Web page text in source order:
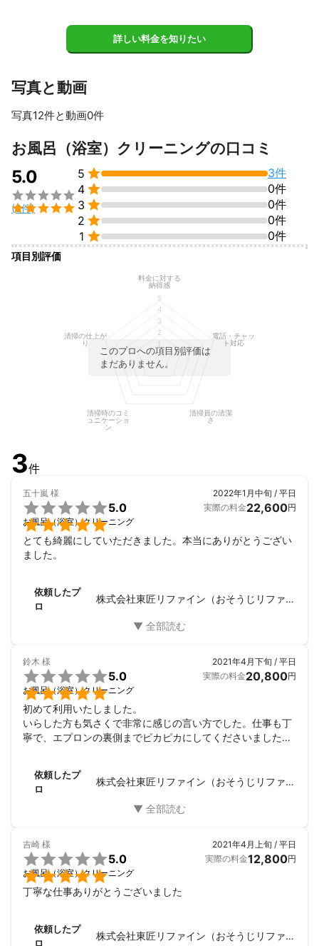
詳しい料金を知りたい
写真と動画
写真12件と動画0件
すべて見る
お風呂（浴室）クリーニングの口コミ
5.0


(3件)
5 
3件
4 
0件
3 
0件
2 
0件
1  0件
項目別評価
このプロへの項目別評価は
まだありません。
料金に対する
納得感
電話・チャッ
ト対応
清掃員の清潔
さ
清掃時のコミ
ュニケーショ
ン
清掃の仕上が
り
1
2
3
4
5
3件
五十嵐 様


5.0
お風呂（浴室）クリーニング
2022年1月中旬 / 平日
実際の料金22,600円
とても綺麗にしていただきました。本当にありがとうござい
ました。
依頼したプ
ロ
株式会社東匠リファイン（おそうじリファイン）
鈴木 様


5.0
お風呂（浴室）クリーニング
2021年4月下旬 / 平日
実際の料金20,800円
初めて利用いたしました。
いらした方も気さくで非常に感じの言い方でした。仕事も丁
寧で、エプロンの裏側までピカピカにしてくださいました。
依頼したプ
ロ
株式会社東匠リファイン（おそうじリファイン）
吉崎 様


5.0
お風呂（浴室）クリーニング
2021年4月上旬 / 平日
実際の料金12,800円
丁寧な仕事ありがとうございました
依頼したプ
ロ
株式会社東匠リファイン（おそうじリファイン）